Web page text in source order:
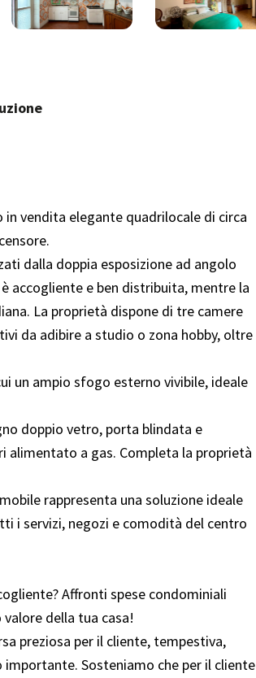
vendita elegante quadrilocale di circa
dalla doppia esposizione ad angolo
accogliente e ben distribuita, mentre la
La proprietà dispone di tre camere
da adibire a studio o zona hobby, oltre
un ampio sfogo esterno vivibile, ideale
doppio vetro, porta blindata e
a gas. Completa la proprietà
rappresenta una soluzione ideale
i servizi, negozi e comodità del centro
Affronti spese condominiali
della tua casa!
preziosa per il cliente, tempestiva,
Sosteniamo che per il cliente